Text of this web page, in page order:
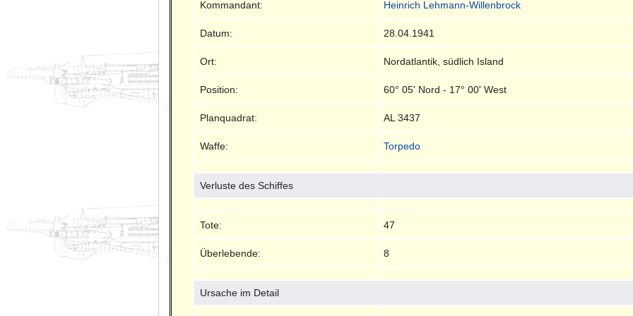
Kommandant: Heinrich Lehmann-Willenbrock
Datum: 28.04.1941
Ort: Nordatlantik, südlich Island
Position: 60° 05' Nord - 17° 00' West
Planquadrat: AL 3437
Waffe: Torpedo
Verluste des Schiffes
Tote: 47
Überlebende: 8
Ursache im Detail